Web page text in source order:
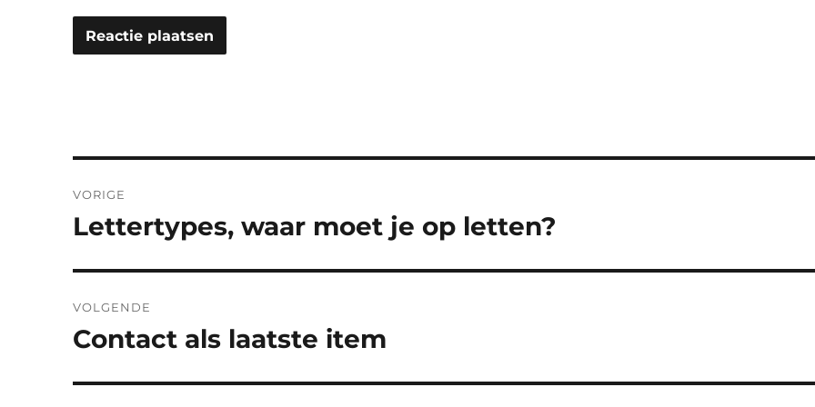
navigatie
VORIGE
Vorig
Lettertypes, waar moet je op letten?
VOLGENDE
Volgend
Contact als laatste item